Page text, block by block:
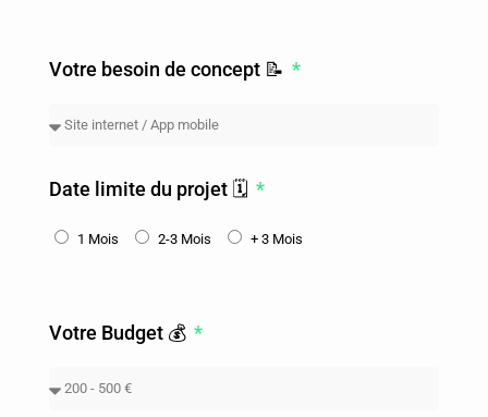
Votre besoin de concept 📝
Date limite du projet 🗓️
1 Mois 2-3 Mois + 3 Mois
Votre Budget 💰